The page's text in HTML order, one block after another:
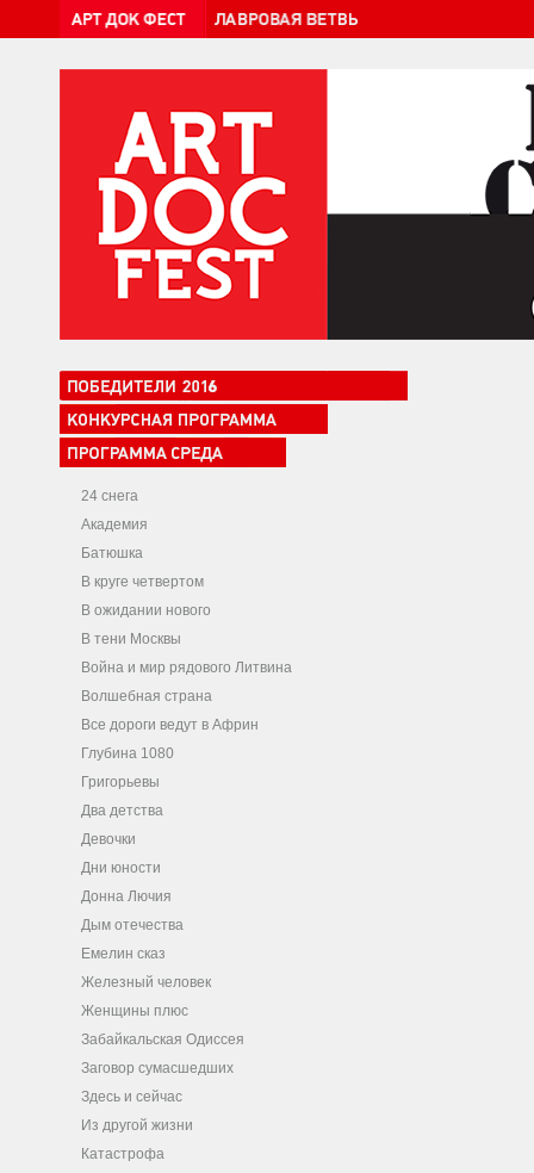
24 снега
Академия
Батюшка
В круге четвертом
В ожидании нового
В тени Москвы
Война и мир рядового Литвина
Волшебная страна
Все дороги ведут в Африн
Глубина 1080
Григорьевы
Два детства
Девочки
Дни юности
Донна Лючия
Дым отечества
Емелин сказ
Железный человек
Женщины плюс
Забайкальская Одиссея
Заговор сумасшедших
Здесь и сейчас
Из другой жизни
Катастрофа